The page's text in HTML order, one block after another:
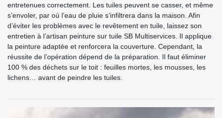
entretenues correctement. Les tuiles peuvent se casser, et même
s’envoler, par où l’eau de pluie s’infiltrera dans la maison. Afin
d’éviter les problèmes avec le revêtement en tuile, laissez son
entretien à l’artisan peinture sur tuile SB Multiservices. Il applique
la peinture adaptée et renforcera la couverture. Cependant, la
réussite de l’opération dépend de la préparation. Il faut éliminer
100 % des déchets sur le toit : feuilles mortes, les mousses, les
lichens… avant de peindre les tuiles.